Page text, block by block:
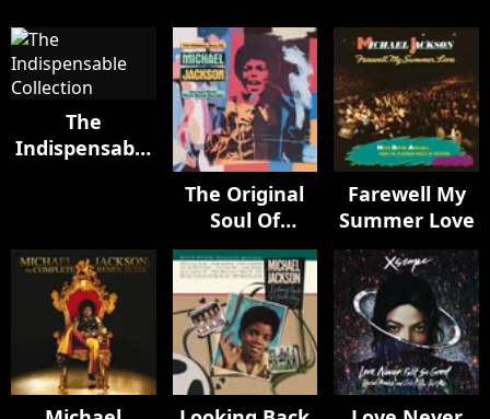
The
Indispensable
The Original
Soul Of
Michael
Jackson
Farewell My
Summer Love